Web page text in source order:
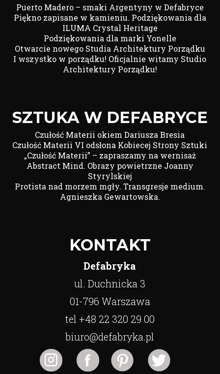
Puerto Madero – smaki Argentyny w Defabryce
Piękno zapisane w kamieniu. Podziękowania dla
ILUMA Crystal Heritage
Podziękowania dla marki Yonelle
Otwarcie nowego Studia Architektury Porządku
I wszystko w porządku! Oficjalnie witamy Studio
Architektury Porządku!
SZTUKA W DEFABRYCE
Czułość Materii okiem Dariusza Bresia
Czułość Materii VI odsłona Kobiecej Strony Sztuki
„Czułość Materii” – zapraszamy na wernisaż
Abstract Mind. Obrazy powietrzne Joanny
Styrylskiej
Protista nad morzem mgły. Transgresje medium.
Agnieszka Gewartowska.
KONTAKT
Defabryka
ul. Duchnicka 3
01-796 Warszawa
tel +48 22 320 29 00
biuro@defabryka.pl